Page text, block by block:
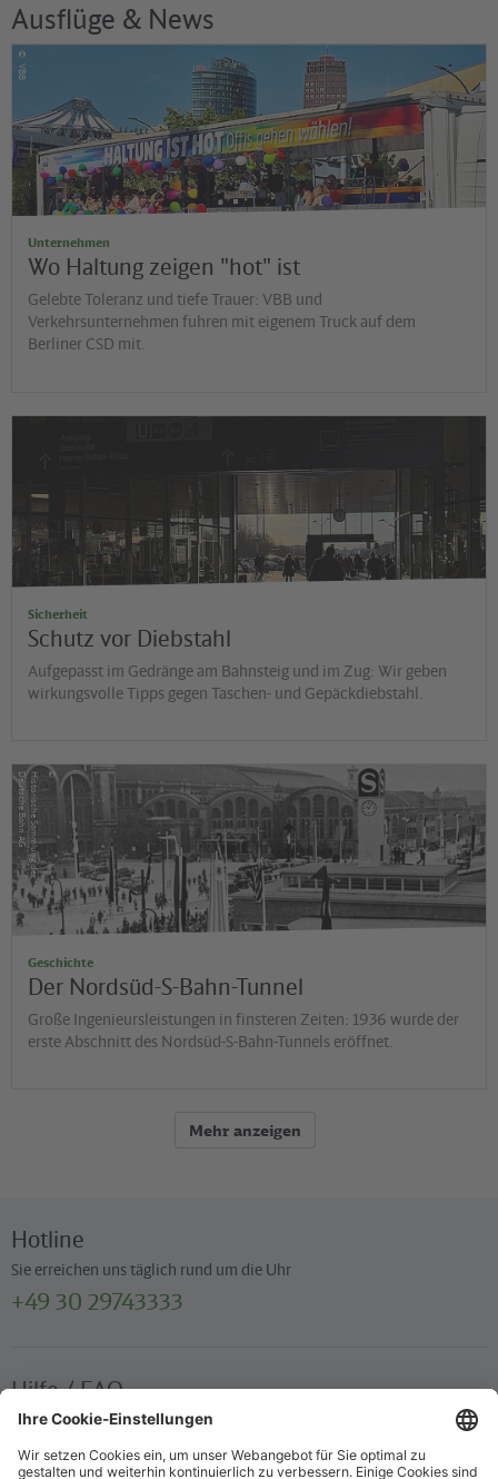
Ausflüge & News
©
VBB
Unternehmen
Wo Haltung zeigen "hot" ist
Gelebte Toleranz und tiefe Trauer: VBB und
Verkehrsunternehmen fuhren mit eigenem Truck auf dem
Berliner CSD mit.
Sicherheit
Schutz vor Diebstahl
Aufgepasst im Gedränge am Bahnsteig und im Zug: Wir geben
wirkungsvolle Tipps gegen Taschen- und Gepäckdiebstahl.
©
H
is
t
o
r
is
c
h
e
S
a
m
m
lu
n
g
d
e
r
D
e
u
t
s
c
h
e
B
a
h
n
A
G
Geschichte
Der Nordsüd-S-Bahn-Tunnel
Große Ingenieursleistungen in finsteren Zeiten: 1936 wurde der
erste Abschnitt des Nordsüd-S-Bahn-Tunnels eröffnet.
Mehr anzeigen
Hotline
Sie erreichen uns täglich rund um die Uhr
+49 30 29743333
Hilfe / FAQ
Die wichtigsten Antworten und Hilfestellungen für unterwegs